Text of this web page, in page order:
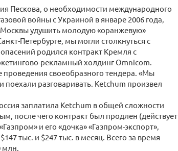
Пескова, о необходимости международного
войны с Украиной в январе 2006 года,
удушить молодую «оранжевую»
Петербурге, мы могли столкнуться с
родился контракт Кремля с
рекламный холдинг Omnicom.
проведения своеобразного тендера. «Мы
поехали разговаривать. Ketchum произвел
заплатила Ketchum в общей сложности
после чего контракт был продлен (действует
и его «дочка» «Газпром-экспорт»,
тыс. и $247 тыс. в месяц. Всего за время
млн.